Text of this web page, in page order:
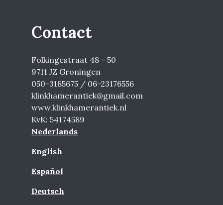
Contact
Folkingestraat 48 - 50
9711 JZ Groningen
050-3185675 / 06-23176556
klinkhamerantiek@gmail.com
www.klinkhamerantiek.nl
KvK: 54174589
Nederlands
English
Español
Deutsch